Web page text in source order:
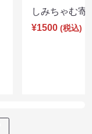
しみちゃむ
¥1500 (税込)